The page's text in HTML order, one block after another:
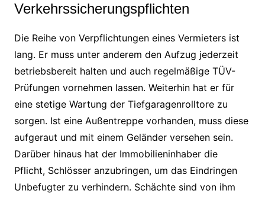
Verkehrssicherungspflichten
Die Reihe von Verpflichtungen eines Vermieters ist
lang. Er muss unter anderem den Aufzug jederzeit
betriebsbereit halten und auch regelmäßige TÜV-
Prüfungen vornehmen lassen. Weiterhin hat er für
eine stetige Wartung der Tiefgaragenrolltore zu
sorgen. Ist eine Außentreppe vorhanden, muss diese
aufgeraut und mit einem Geländer versehen sein.
Darüber hinaus hat der Immobilieninhaber die
Pflicht, Schlösser anzubringen, um das Eindringen
Unbefugter zu verhindern. Schächte sind von ihm